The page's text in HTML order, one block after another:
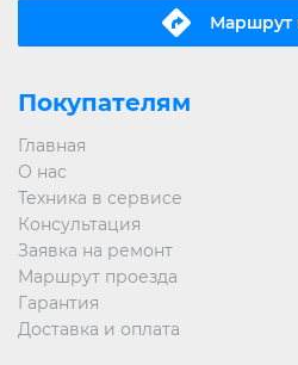
Маршрут
Покупателям
Главная
О нас
Техника в сервисе
Консультация
Заявка на ремонт
Маршрут проезда
Гарантия
Доставка и оплата